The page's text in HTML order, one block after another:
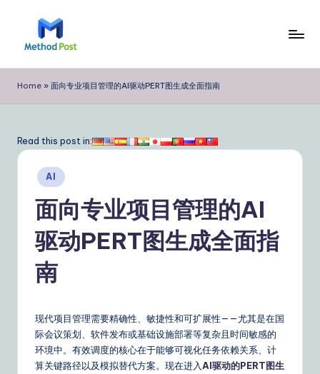
e
t
o
P
o
m
p
Home » 面向专业项目管理的AI驱动PERT图生成全面指南
Read this post in:
Posted
in
AI
面向专业项目管理的AI
驱动PERT图生成全面指
南
现代项目管理需要精确性、敏捷性和可扩展性——尤其是在国
际会议策划、软件发布或基础设施部署等复杂且时间敏感的
环境中。有效调度的核心在于能够可视化任务依赖关系、计
算关键路径以及模拟替代方案。现在进入AI驱动的PERT图生